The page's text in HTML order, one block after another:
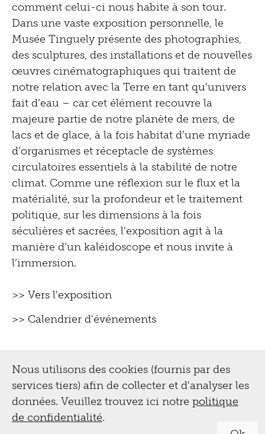
comment celui-ci nous habite à son tour.
Dans une vaste exposition personnelle, le
Musée Tinguely présente des photographies,
des sculptures, des installations et de nouvelles
œuvres cinématographiques qui traitent de
notre relation avec la Terre en tant qu’univers
fait d’eau – car cet élément recouvre la
majeure partie de notre planète de mers, de
lacs et de glace, à la fois habitat d’une myriade
d’organismes et réceptacle de systèmes
circulatoires essentiels à la stabilité de notre
climat. Comme une réflexion sur le flux et la
matérialité, sur la profondeur et le traitement
politique, sur les dimensions à la fois
séculières et sacrées, l’exposition agit à la
manière d’un kaléidoscope et nous invite à
l’immersion.
>> Vers l'exposition
>> Calendrier d'événements
Nous utilisons des cookies (fournis par des
services tiers) afin de collecter et d'analyser les
données. Veuillez trouvez ici notre politique
de confidentialité.